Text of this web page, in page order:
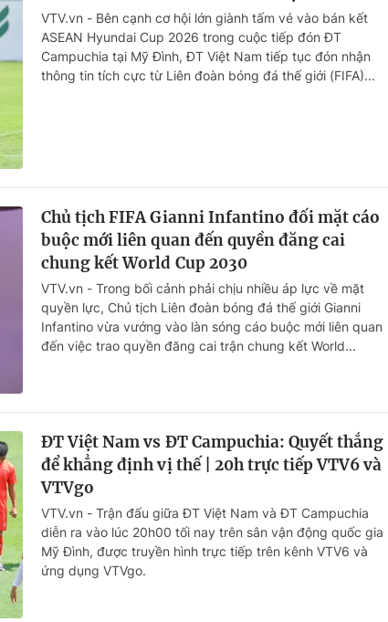
VTV.vn - Bên cạnh cơ hội lớn giành tấm vé vào bán kết
ASEAN Hyundai Cup 2026 trong cuộc tiếp đón ĐT
Campuchia tại Mỹ Đình, ĐT Việt Nam tiếp tục đón nhận
thông tin tích cực từ Liên đoàn bóng đá thế giới (FIFA)...
Chủ tịch FIFA Gianni Infantino đối mặt cáo
buộc mới liên quan đến quyền đăng cai
chung kết World Cup 2030
VTV.vn - Trong bối cảnh phải chịu nhiều áp lực về mặt
quyền lực, Chủ tịch Liên đoàn bóng đá thế giới Gianni
Infantino vừa vướng vào làn sóng cáo buộc mới liên quan
đến việc trao quyền đăng cai trận chung kết World...
ĐT Việt Nam vs ĐT Campuchia: Quyết thắng
để khẳng định vị thế | 20h trực tiếp VTV6 và
VTVgo
VTV.vn - Trận đấu giữa ĐT Việt Nam và ĐT Campuchia
diễn ra vào lúc 20h00 tối nay trên sân vận động quốc gia
Mỹ Đình, được truyền hình trực tiếp trên kênh VTV6 và
ứng dụng VTVgo.